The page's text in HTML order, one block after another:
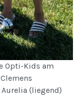
Opti-Kids am
(liegend)